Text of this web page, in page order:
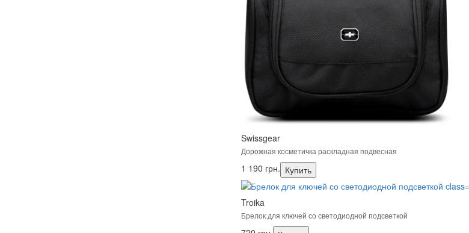
Swissgear
Дорожная косметичка раскладная подвесная
1 190 грн. Купить
Troika
Брелок для ключей со светодиодной подсветкой